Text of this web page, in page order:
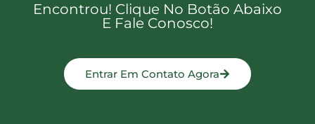
Encontrou! Clique No Botão Abaixo
E Fale Conosco!
Entrar Em Contato Agora